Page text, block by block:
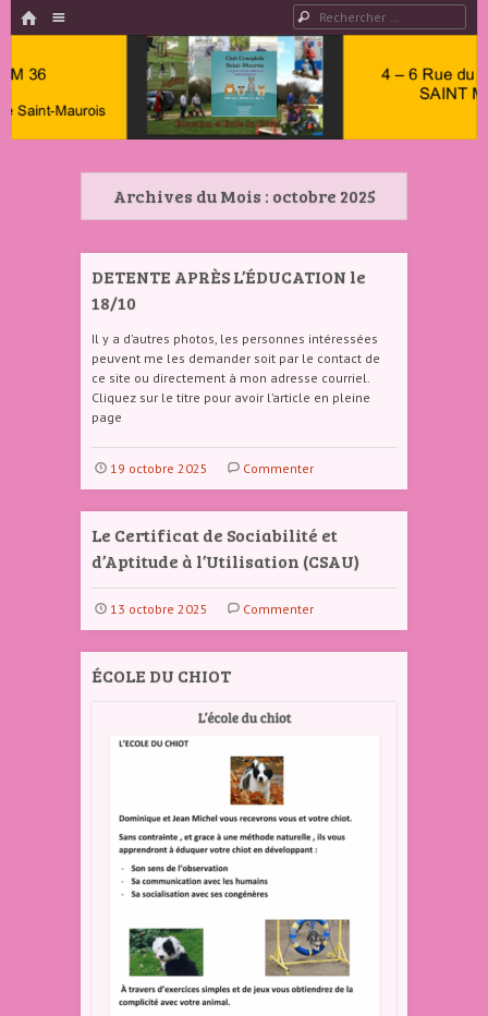
HOME Rechercher
Club
Cynophile
Club
Canin
Indre 36
Archives du Mois : octobre 2025
DETENTE APRÈS L’ÉDUCATION le
18/10
Il y a d’autres photos, les personnes intéressées
peuvent me les demander soit par le contact de
ce site ou directement à mon adresse courriel.
Cliquez sur le titre pour avoir l’article en pleine
page
19 octobre 2025 Commenter
Le Certificat de Sociabilité et
d’Aptitude à l’Utilisation (CSAU)
13 octobre 2025 Commenter
ÉCOLE DU CHIOT